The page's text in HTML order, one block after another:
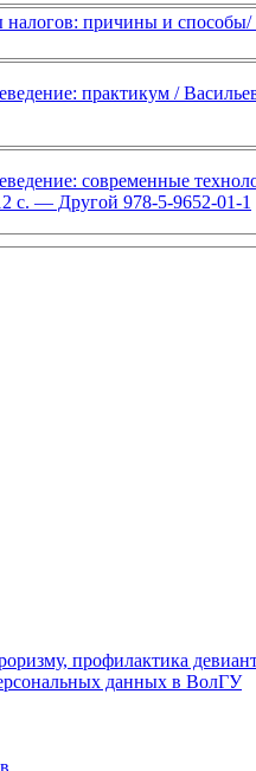
налогов: причины и
практикум /
современные
с. — Другой 978-5-9652-01-1
профилактика
данных в ВолГУ